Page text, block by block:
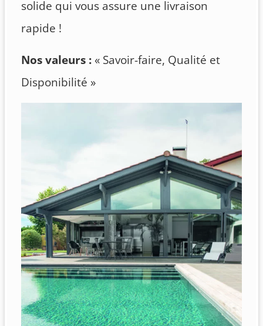
solide qui vous assure une livraison
rapide !
Nos valeurs : « Savoir-faire, Qualité et
Disponibilité »